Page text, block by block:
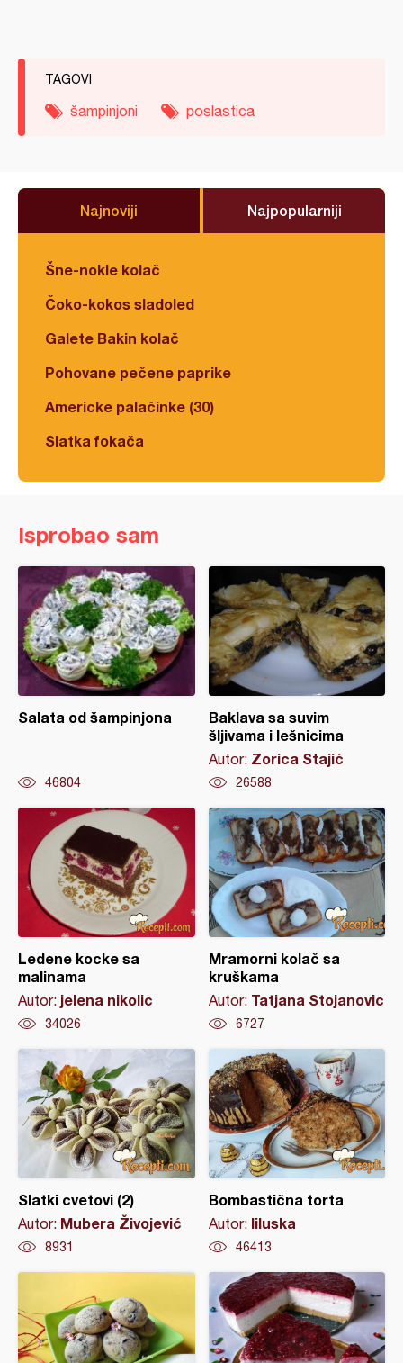
TAGOVI
šampinjoni poslastica
Najnoviji Najpopularniji
Šne-nokle kolač
Čoko-kokos sladoled
Galete Bakin kolač
Pohovane pečene paprike
Americke palačinke (30)
Slatka fokača
Isprobao sam
Salata od šampinjona
46804
Baklava sa suvim
šljivama i lešnicima
Autor: Zorica Stajić
26588
Ledene kocke sa
malinama
Autor: jelena nikolic
34026
Mramorni kolač sa
kruškama
Autor: Tatjana Stojanovic
6727
Slatki cvetovi (2)
Autor: Mubera Živojević
8931
Bombastična torta
Autor: liluska
46413